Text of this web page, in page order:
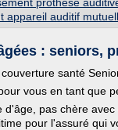
appareil auditif
: seniors,
santé
vous en tant que
d'âge, pas chère
pour l'assuré qui